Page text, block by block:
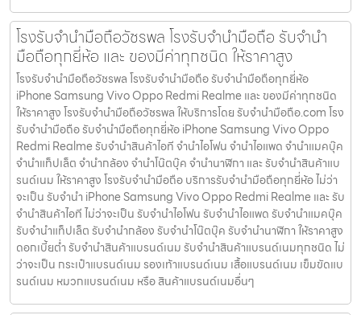
โรงรับจำนำมือถือวัชรพล โรงรับจำนำมือถือ รับจำนำ
มือถือทุกยี่ห้อ และ ของมีค่าทุกชนิด ให้ราคาสูง
โรงรับจำนำมือถือวัชรพล โรงรับจำนำมือถือ รับจำนำมือถือทุกยี่ห้อ
iPhone Samsung Vivo Oppo Redmi Realme และ ของมีค่าทุกชนิด
ให้ราคาสูง โรงรับจำนำมือถือวัชรพล ให้บริการโดย รับจํานํามือถือ.com โรง
รับจำนำมือถือ รับจำนำมือถือทุกยี่ห้อ iPhone Samsung Vivo Oppo
Redmi Realme รับจำนำสินค้าไอที จำนำไอโฟน จำนำไอแพด จำนำแมคบุ๊ค
จำนำแท็ปเล็ต จำนำกล้อง จำนำโน๊ตบุ๊ค จำนำนาฬิกา และ รับจำนำสินค้าแบ
รนด์เนม ให้ราคาสูง โรงรับจำนำมือถือ บริการรับจำนำมือถือทุกยี่ห้อ ไม่ว่า
จะเป็น รับจำนำ iPhone Samsung Vivo Oppo Redmi Realme และ รับ
จำนำสินค้าไอที ไม่ว่าจะเป็น รับจำนำไอโฟน รับจำนำไอแพด รับจำนำแมคบุ๊ค
รับจำนำแท็ปเล็ต รับจำนำกล้อง รับจำนำโน๊ตบุ๊ค รับจำนำนาฬิกา ให้ราคาสูง
ดอกเบี้ยต่ำ รับจำนำสินค้าแบรนด์เนม รับจำนำสินค้าแบรนด์เนมทุกชนิด ไม่
ว่าจะเป็น กระเป๋าแบรนด์เนม รองเท้าแบรนด์เนม เสื้อแบรนด์เนม เข็มขัดแบ
รนด์เนม หมวกแบรนด์เนม หรือ สินค้าแบรนด์เนมอื่นๆ